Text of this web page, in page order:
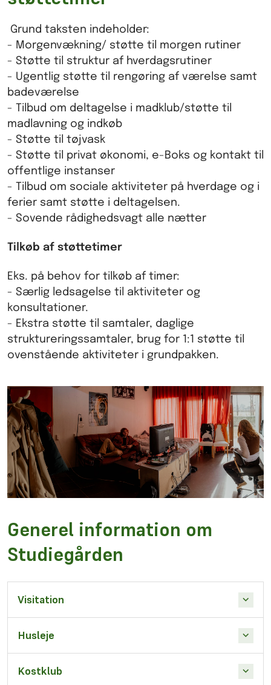
Grund taksten indeholder:
- Morgenvækning/ støtte til morgen rutiner
- Støtte til struktur af hverdagsrutiner
- Ugentlig støtte til rengøring af værelse samt
badeværelse
- Tilbud om deltagelse i madklub/støtte til
madlavning og indkøb
- Støtte til tøjvask
- Støtte til privat økonomi, e-Boks og kontakt til
offentlige instanser
- Tilbud om sociale aktiviteter på hverdage og i
ferier samt støtte i deltagelsen.
- Sovende rådighedsvagt alle nætter
Tilkøb af støttetimer
Eks. på behov for tilkøb af timer:
- Særlig ledsagelse til aktiviteter og
konsultationer.
- Ekstra støtte til samtaler, daglige
struktureringssamtaler, brug for 1:1 støtte til
ovenstående aktiviteter i grundpakken.
Generel information om
Studiegården
Visitation
Husleje
Kostklub